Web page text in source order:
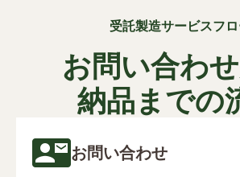
受託製造サービスフ
お問い合わ
納品までの
お問い合わせ